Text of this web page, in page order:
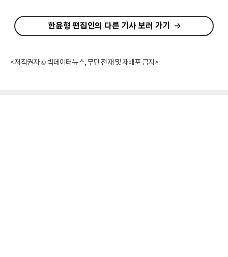
한윤형 편집인의 다른 기사 보러 가기
<저작권자 © 빅데이터뉴스, 무단 전재 및 재배포 금지>